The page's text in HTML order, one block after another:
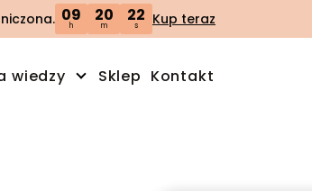
09
h
20
m
21
s Kup teraz
wiedzy Sklep Kontakt